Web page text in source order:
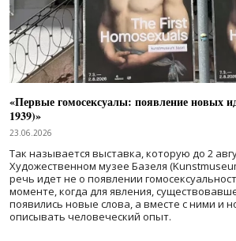
«Первые гомосексуалы: появление новых
1939)»
23.06.2026
Так называется выставка, которую до 2
Художественном музее Базеля
речь идет не о появлении
моменте, когда для явления,
появились новые слова, а вместе с ними и
описывать человеческий опыт.